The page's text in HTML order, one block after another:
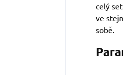
celý
ve
sobě.